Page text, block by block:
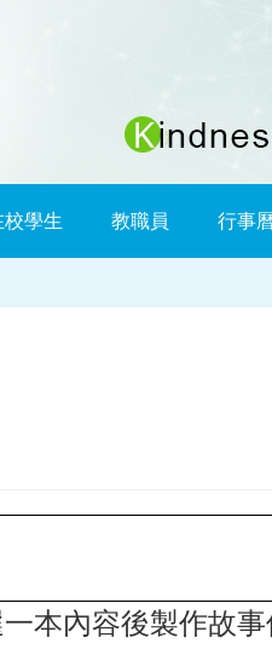
校學生 教職員 行事
本內容後製作故事